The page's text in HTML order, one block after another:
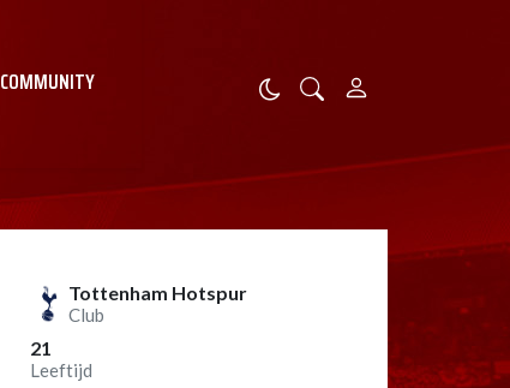
COMMUNITY
Tottenham Hotspur
Club
21
Leeftijd